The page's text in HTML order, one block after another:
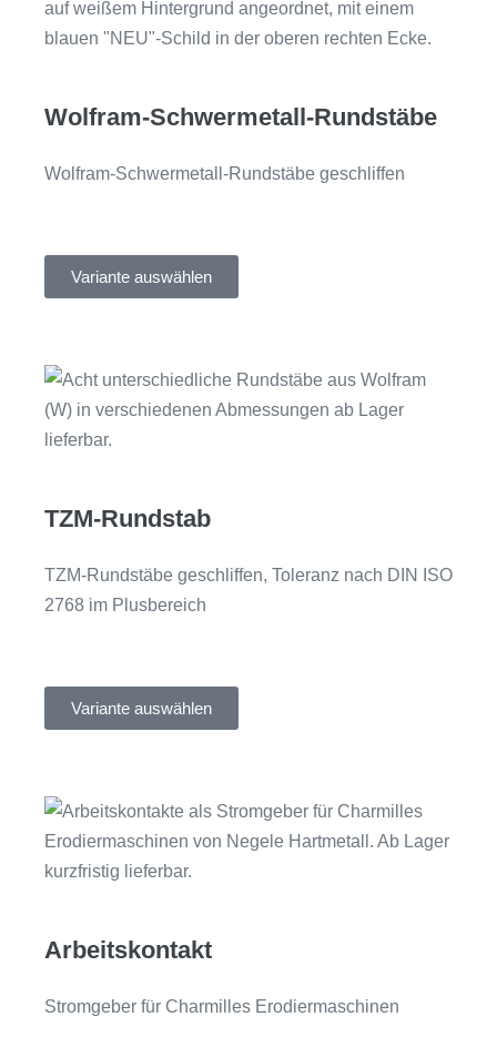
Wolfram-Schwermetall-Rundstäbe
Wolfram-Schwermetall-Rundstäbe geschliffen
Variante auswählen
TZM-Rundstab
TZM-Rundstäbe geschliffen, Toleranz nach DIN ISO
2768 im Plusbereich
Variante auswählen
Arbeitskontakt
Stromgeber für Charmilles Erodiermaschinen